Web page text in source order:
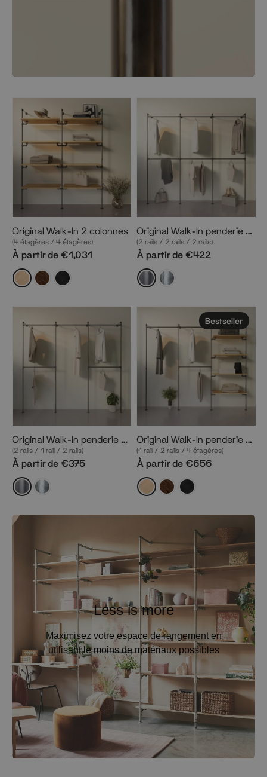
Original Walk-In 2 colonnes
(4 étagères / 4 étagères)
À partir de €1,031
Original Walk-In penderie 3 colonnes
(2 rails / 2 rails / 2 rails)
À partir de €422
Original Walk-In penderie 3 colonnes
(2 rails / 1 rail / 2 rails)
À partir de €375
Bestseller
Original Walk-In penderie 3 colonnes
(1 rail / 2 rails / 4 étagères)
À partir de €656
Less is more
Maximisez votre espace de rangement en
utilisant le moins de matériaux possibles